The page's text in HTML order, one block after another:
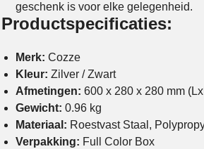
geschenk is voor elke gelegenheid.
Productspecificaties:
Merk: Cozze
Kleur: Zilver / Zwart
Afmetingen: 600 x 280 x 280 mm
Gewicht: 0.96 kg
Materiaal: Roestvast Staal,
Verpakking: Full Color Box